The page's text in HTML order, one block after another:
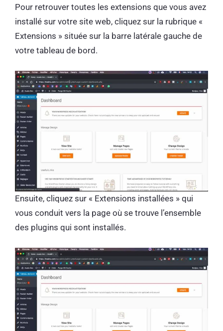
Pour retrouver toutes les extensions que vous avez
installé sur votre site web, cliquez sur la rubrique «
Extensions » située sur la barre latérale gauche de
votre tableau de bord.
Ensuite, cliquez sur « Extensions installées » qui
vous conduit vers la page où se trouve l’ensemble
des plugins qui sont installés.